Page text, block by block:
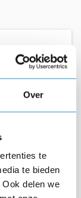
Over
te
te bieden
delen we
10 met